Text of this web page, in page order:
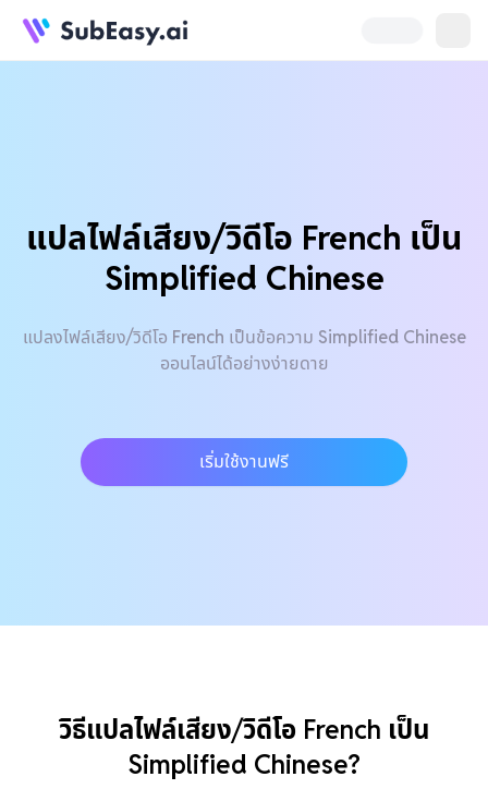
แปลไฟล์เสียง/วิดีโอ French เป็น
Simplified Chinese
แปลงไฟล์เสียง/วิดีโอ French เป็นข้อความ Simplified Chinese
ออนไลน์ได้อย่างง่ายดาย
เริ่มใช้งานฟรี
วิธีแปลไฟล์เสียง/วิดีโอ French เป็น
Simplified Chinese?